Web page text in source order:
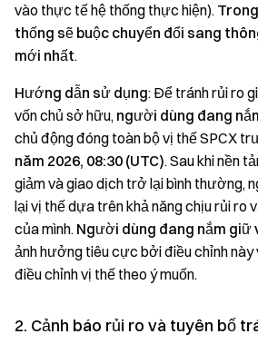
vào thực tế hệ thống thực hiện).
thống sẽ buộc chuyển đổi sang
mới nhất.
Hướng dẫn sử dụng: Để tránh rủi ro
vốn chủ sở hữu, người dùng đang
chủ động đóng toàn bộ vị thế SPCX
năm 2026, 08:30 (UTC). Sau khi nền
giảm và giao dịch trở lại bình thường,
lại vị thế dựa trên khả năng chịu rủi ro
của mình. Người dùng đang nắm giữ
ảnh hưởng tiêu cực bởi điều chỉnh
điều chỉnh vị thế theo ý muốn.
2. Cảnh báo rủi ro và tuyên bố